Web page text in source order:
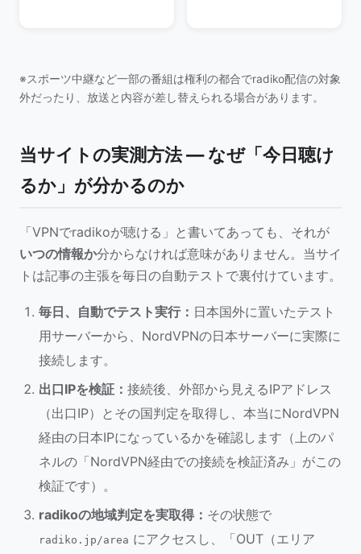
※スポーツ中継など一部の番組は権利の都合でradiko配信の対象
外だったり、放送と内容が差し替えられる場合があります。
当サイトの実測方法 — なぜ「今日聴け
るか」が分かるのか
「VPNでradikoが聴ける」と書いてあっても、それが
いつの情報か分からなければ意味がありません。当サイ
トは記事の主張を毎日の自動テストで裏付けています。
毎日、自動でテスト実行： 日本国外に置いたテスト
用サーバーから、NordVPNの日本サーバーに実際に
接続します。
出口IPを検証： 接続後、外部から見えるIPアドレス
（出口IP）とその国判定を取得し、本当にNordVPN
経由の日本IPになっているかを確認します（上のパ
ネルの「NordVPN経由での接続を検証済み」がこの
検証です）。
radikoの地域判定を実取得： その状態で
radiko.jp/area にアクセスし、「OUT（エリア